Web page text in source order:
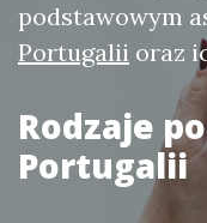
podstawowym
Portugalii oraz
Rodzaje
Portugalii